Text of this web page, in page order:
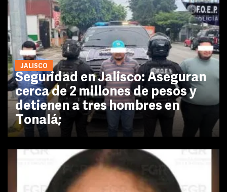
JALISCO
Seguridad en Jalisco: Aseguran
cerca de 2 millones de pesos y
detienen a tres hombres en
Tonalá;